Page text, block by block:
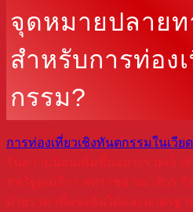
จุดหมายปลาย
สำหรับการท่อง
กรรม?
การท่องเที่ยวเชิงทันตกรรมในเวีย
รับความนิยมเพิ่มขึ้นอย่างรวดเร็ว
สหรัฐอเมริกา สหราชอาณาจักร
ด้วยราคาที่แข่งขันได้และมาตรฐ